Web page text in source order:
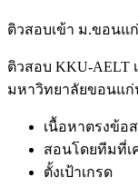
ติวสอบเข้า ม.ขอนแ
ติวสอบ KKU-AELT
มหาวิทยาลัยขอนแก่
เนื้อหาตรงข้อ
สอนโดยทีมที่เ
ตั้งเป้าเกรด